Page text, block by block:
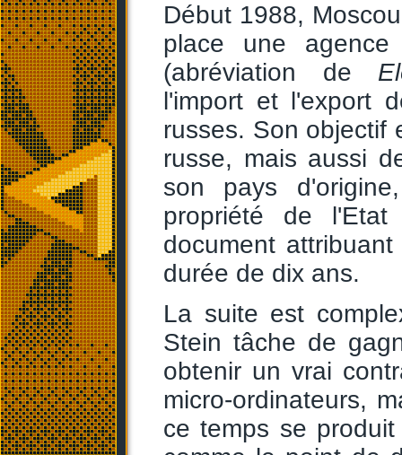
Début 1988,
place une agence
(abréviation de
l'import et l'export
russes. Son objectif
russe, mais aussi
son pays
propriété de
document
durée de dix ans.
La suite est
Stein tâche de
obtenir un vrai
micro-ordinateurs,
ce temps se